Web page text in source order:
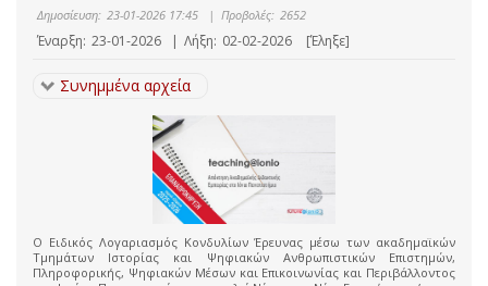
Δημοσίευση: 23-01-2026 17:45 | Προβολές: 2652
Έναρξη: 23-01-2026 | Λήξη: 02-02-2026 [Έληξε]
Συνημμένα αρχεία
Ο Ειδικός Λογαριασμός Κονδυλίων Έρευνας μέσω των ακαδημαϊκών
Τμημάτων Ιστορίας και Ψηφιακών Ανθρωπιστικών Επιστημών,
Πληροφορικής, Ψηφιακών Μέσων και Επικοινωνίας και Περιβάλλοντος